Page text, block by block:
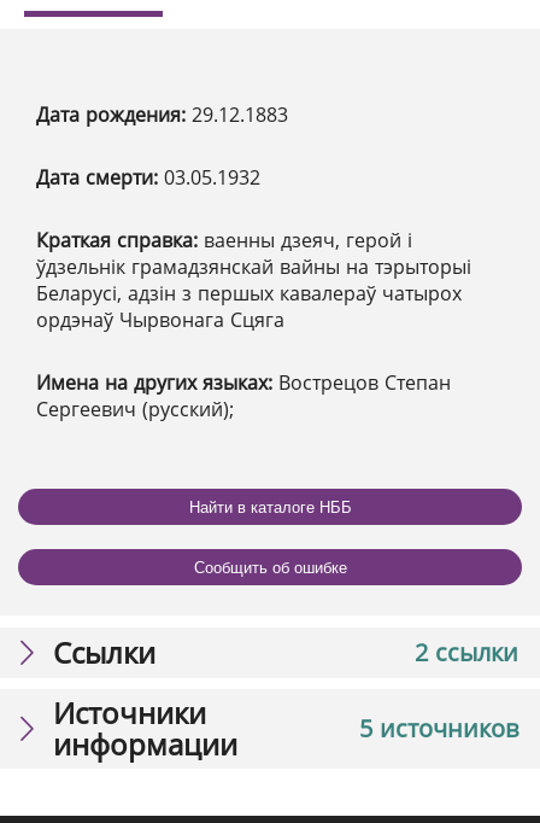
Дата рождения: 29.12.1883
Дата смерти: 03.05.1932
Краткая справка: ваенны дзеяч, герой і
ўдзельнік грамадзянскай вайны на тэрыторыі
Беларусі, адзін з першых кавалераў чатырох
ордэнаў Чырвонага Сцяга
Имена на других языках: Вострецов Степан
Сергеевич (русский);
Найти в каталоге НББ
Сообщить об ошибке
2 ссылки
Ссылки
5 источников
Источники
информации